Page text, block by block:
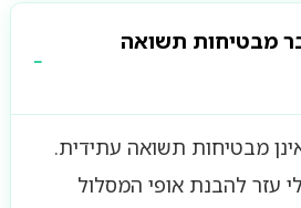
מבטיחות תשואה
מבטיחות תשואה עתידית.
עזר להבנת אופי המסלול